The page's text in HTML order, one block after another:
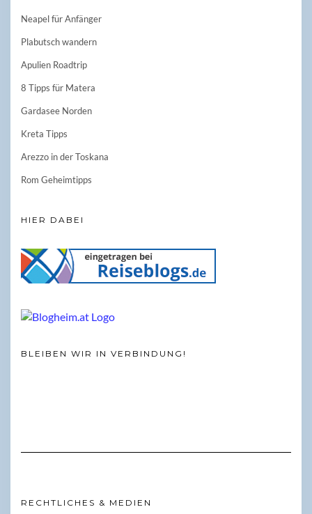
Neapel für Anfänger
Plabutsch wandern
Apulien Roadtrip
8 Tipps für Matera
Gardasee Norden
Kreta Tipps
Arezzo in der Toskana
Rom Geheimtipps
HIER DABEI
BLEIBEN WIR IN VERBINDUNG!
RECHTLICHES & MEDIEN